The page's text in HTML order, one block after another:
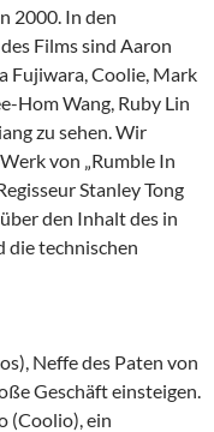
2000. In den
Films sind Aaron
Fujiwara, Coolie, Mark
Hom Wang, Ruby Lin
zu sehen. Wir
von „Rumble In
Stanley Tong
den Inhalt des in
die technischen
Neffe des Paten von
Geschäft einsteigen.
(Coolio), ein